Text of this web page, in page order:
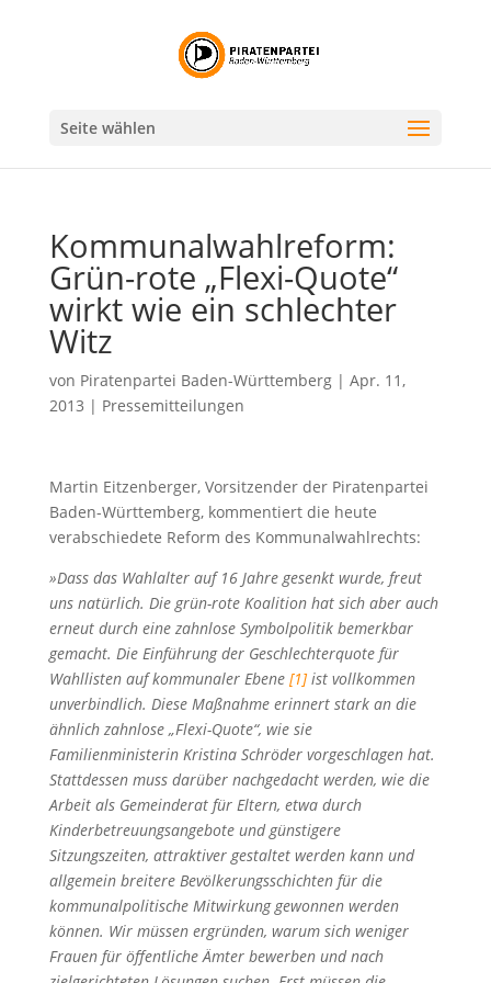
Seite wählen
Kommunalwahlreform:
Grün-rote „Flexi-Quote“
wirkt wie ein schlechter
Witz
von Piratenpartei Baden-Württemberg| Apr. 11,
2013 | Pressemitteilungen
Martin Eitzenberger, Vorsitzender der Piratenpartei
Baden-Württemberg, kommentiert die heute
verabschiedete Reform des Kommunalwahlrechts:
»Dass das Wahlalter auf 16 Jahre gesenkt wurde, freut
uns natürlich. Die grün-rote Koalition hat sich aber auch
erneut durch eine zahnlose Symbolpolitik bemerkbar
gemacht. Die Einführung der Geschlechterquote für
Wahllisten auf kommunaler Ebene [1]ist vollkommen
unverbindlich. Diese Maßnahme erinnert stark an die
ähnlich zahnlose „Flexi-Quote“, wie sie
Familienministerin Kristina Schröder vorgeschlagen hat.
Stattdessen muss darüber nachgedacht werden, wie die
Arbeit als Gemeinderat für Eltern, etwa durch
Kinderbetreuungsangebote und günstigere
Sitzungszeiten, attraktiver gestaltet werden kann und
allgemein breitere Bevölkerungsschichten für die
kommunalpolitische Mitwirkung gewonnen werden
können. Wir müssen ergründen, warum sich weniger
Frauen für öffentliche Ämter bewerben und nach